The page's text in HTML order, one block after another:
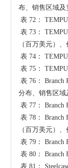
布、销售区域及
表 72： TEMPUR-Pedic 背痛治疗椅产品规格及应用
表 73： TEMPUR-Pedic 背痛治疗椅销量（千件）、收入
（百万美元）
表 74： TEMPUR-Pedic主要业务介绍
表 75： TEMPUR-Pedic最新发展动态
表 76： Branch Furniture基本信息、总部、背痛治疗椅产地
分布、销售区域
表 77： Branch Furniture 背痛治疗椅产品规格及应用
表 78： Branch Furniture 背痛治疗椅销量（千件）、收入
（百万美元）
表 79： Branch Furniture主要业务介绍
表 80： Branch Furniture最新发展动态
表 81： Steelcase基本信息、总部、背痛治疗椅产地分布、销